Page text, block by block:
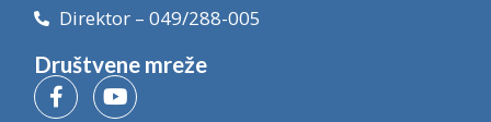
Direktor – 049/288-005
Društvene mreže